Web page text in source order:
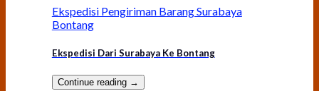
Ekspedisi Pengiriman Barang Surabaya
Bontang
Ekspedisi Dari Surabaya Ke Bontang
Continue reading →